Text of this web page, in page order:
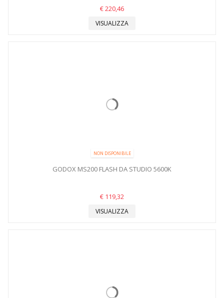
€ 220,46
VISUALIZZA
NON DISPONIBILE
GODOX MS200 FLASH DA STUDIO 5600K
€ 119,32
VISUALIZZA